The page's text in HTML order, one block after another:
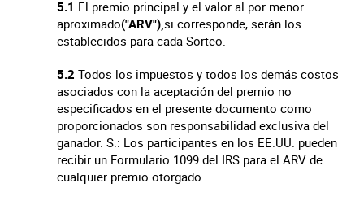
5.1 El premio principal y el valor al por menor
aproximado("ARV"),si corresponde, serán los
establecidos para cada Sorteo.
5.2 Todos los impuestos y todos los demás costos
asociados con la aceptación del premio no
especificados en el presente documento como
proporcionados son responsabilidad exclusiva del
ganador. S.: Los participantes en los EE.UU. pueden
recibir un Formulario 1099 del IRS para el ARV de
cualquier premio otorgado.